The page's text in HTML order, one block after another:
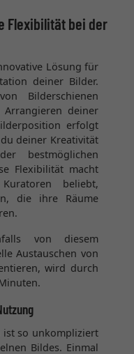
Flexibilität bei der
Lösung für
deiner Bilder.
Bilderschienen
deiner
erfolgt
deiner Kreativität
bestmöglichen
Flexibilität macht
beliebt,
die ihre Räume
von diesem
Austauschen von
wird durch
ist so unkompliziert
Bildes. Einmal